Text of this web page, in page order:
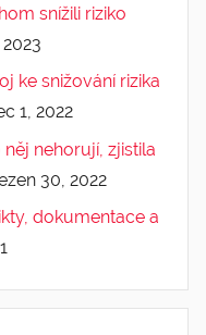
snížili riziko
ke snižování rizika
1, 2022
nehorují, zjistila
30, 2022
dokumentace a